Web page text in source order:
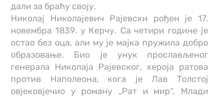
дали за браћу своју.
Николај Николајевич Рајевски рођен је 17.
новембра 1839. у Керчу. Са четири године је
остао без оца, али му је мајка пружила добро
образовање. Био је унук прослављеног
генерала Николаја Рајевског, хероја ратова
против Наполеона, кога је Лав Толстој
овјековјечио у роману „Рат и мир“. Млади